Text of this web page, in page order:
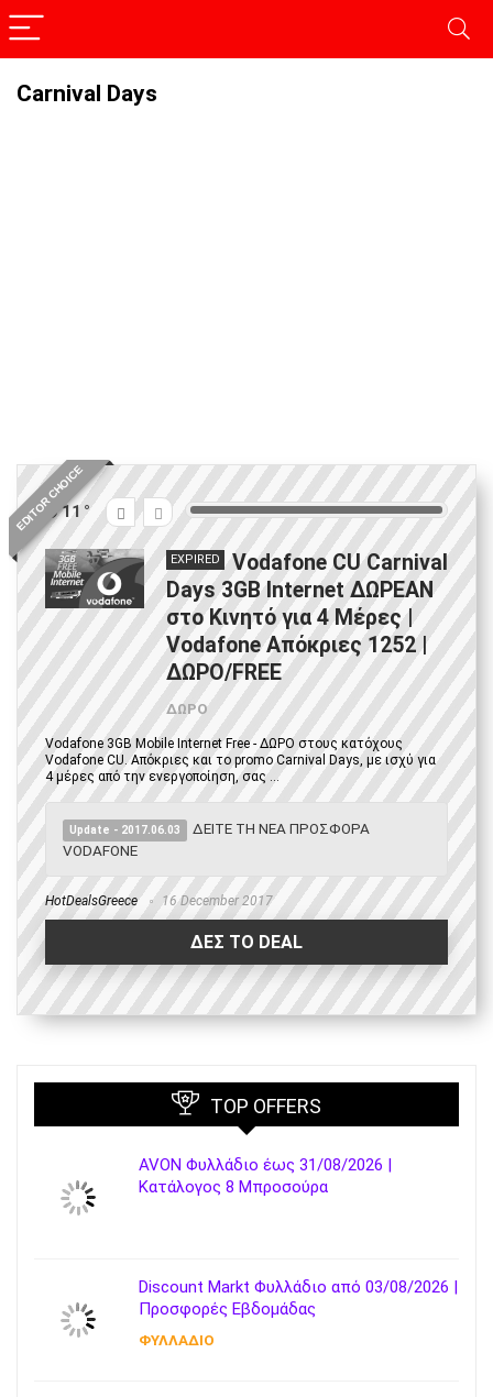
Carnival Days
EDITOR CHOICE
11
EXPIRED
Vodafone CU Carnival
Days 3GB Internet ΔΩΡΕΑΝ
στο Κινητό για 4 Μέρες |
Vodafone Απόκριες 1252 |
ΔΩΡΟ/FREE
ΔΩΡΟ
Vodafone 3GB Mobile Internet Free - ΔΩΡΟ στους κατόχους
Vodafone CU. Απόκριες και το promo Carnival Days, με ισχύ για
4 μέρες από την ενεργοποίηση, σας ...
Update - 2017.06.03
ΔΕΙΤΕ ΤΗ ΝΕΑ ΠΡΟΣΦΟΡΑ
VODAFONE
HotDealsGreece 16 December 2017
ΔΕΣ ΤΟ DEAL
TOP OFFERS
AVON Φυλλάδιο έως 31/08/2026 |
Κατάλογος 8 Μπροσούρα
Discount Markt Φυλλάδιο από 03/08/2026 |
Προσφορές Εβδομάδας
ΦΥΛΛΑΔΙΟ